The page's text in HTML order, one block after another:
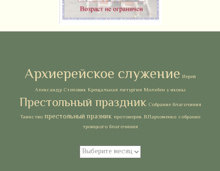
Архиерейское служение Иерей
Александр Степовик Крещальная литургия Молебен у иконы
Престольный праздник Собрание благочиния
Таинство престольный празник протоиереи. В.Пархоменко собрание
троицкого благочиния
Архивы